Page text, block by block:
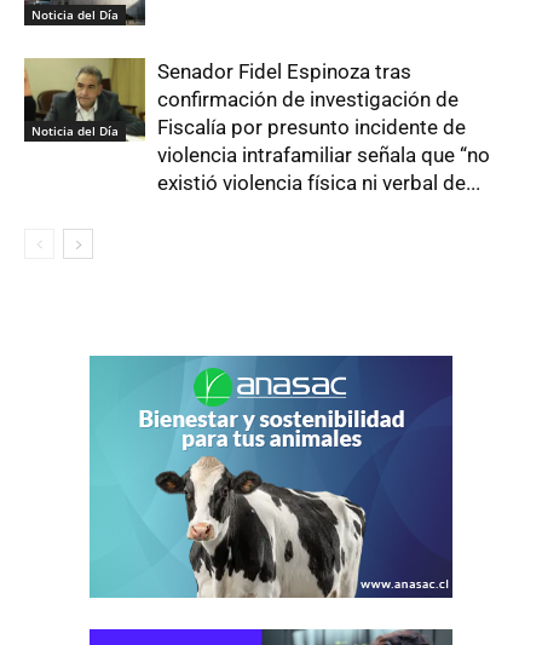
Noticia del Día
Noticia del Día
Senador Fidel Espinoza tras
confirmación de investigación de
Fiscalía por presunto incidente de
violencia intrafamiliar señala que “no
existió violencia física ni verbal de...